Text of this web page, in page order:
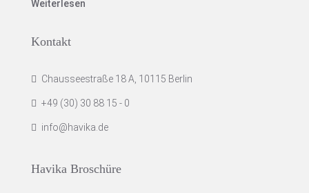
Weiterlesen
Kontakt
Chausseestraße 18 A, 10115 Berlin
+49 (30) 30 88 15 - 0
info@havika.de
Havika Broschüre